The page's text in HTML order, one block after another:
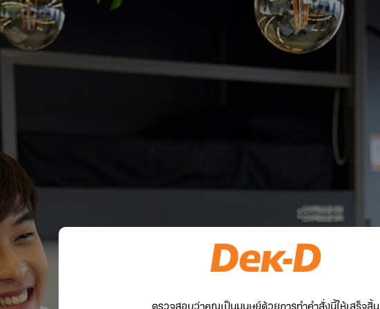
ตรวจสอบว่าคุณเป็นมนุษย์ด้วยการทำคำสั่งนี้ให้เสร็จสิ้น